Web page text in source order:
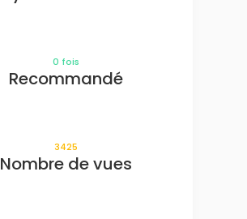
0 fois
Recommandé
3425
Nombre de vues